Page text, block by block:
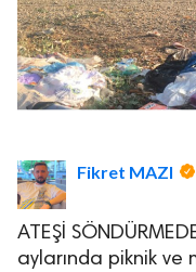
Fikret MAZI
ATEŞİ
aylarında piknik ve